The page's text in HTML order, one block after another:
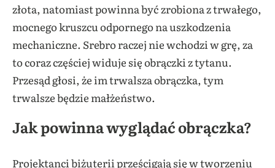
złota, natomiast powinna być zrobiona z trwałego,
mocnego kruszcu odpornego na uszkodzenia
mechaniczne. Srebro raczej nie wchodzi w grę, za
to coraz częściej widuje się obrączki z tytanu.
Przesąd głosi, że im trwalsza obrączka, tym
trwalsze będzie małżeństwo.
Jak powinna wyglądać obrączka?
Projektanci biżuterii prześcigają się w tworzeniu